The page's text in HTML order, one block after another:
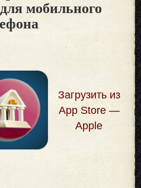
мобильного
Загрузить из
App Store —
Apple